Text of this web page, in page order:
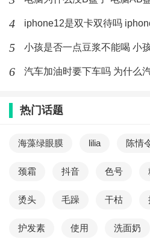
4 iphone12是双卡双待吗
5 小孩是否一点豆浆不能喝 小
6 汽车加油时要下车吗 为什么
热门话题
海藻绿眼膜 lilia 陈情
颈霜 抖音 色号
烫头 毛躁 干枯
护发素 使用 洗面奶